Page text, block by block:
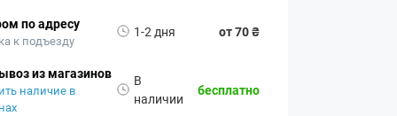
по адресу
к подъезду
1-2 дня от 70 ₴
из магазинов
наличие в
В
наличии
бесплатно